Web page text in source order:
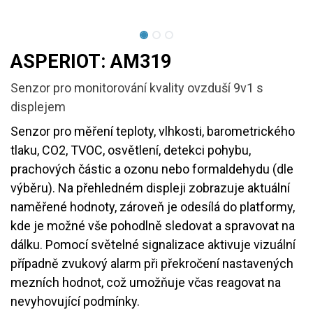
ASPERIOT: AM319
Senzor pro monitorování kvality ovzduší 9v1 s
displejem
Senzor pro měření teploty, vlhkosti, barometrického
tlaku, CO2, TVOC, osvětlení, detekci pohybu,
prachových částic a ozonu nebo formaldehydu (dle
výběru). Na přehledném displeji zobrazuje aktuální
naměřené hodnoty, zároveň je odesílá do platformy,
kde je možné vše pohodlně sledovat a spravovat na
dálku. Pomocí světelné signalizace aktivuje vizuální
případně zvukový alarm při překročení nastavených
mezních hodnot, což umožňuje včas reagovat na
nevyhovující podmínky.